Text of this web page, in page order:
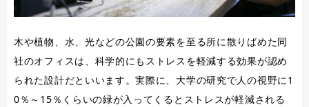
木や植物、水、光などの公園の要素を至る所に散りばめた同
社のオフィスは、科学的にもストレスを軽減する効果が認め
られた設計だといいます。実際に、大学の研究で人の視野に1
0％～15％くらいの緑が入ってくるとストレスが軽減される